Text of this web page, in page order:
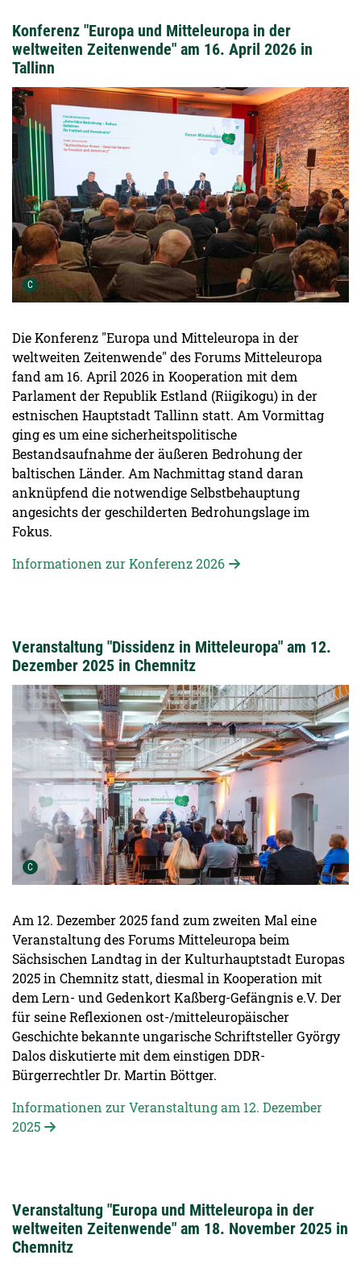
Konferenz "Europa und Mitteleuropa in der
weltweiten Zeitenwende" am 16. April 2026 in
Tallinn
C Urheber der Grafik:
Die Konferenz "Europa und Mitteleuropa in der
weltweiten Zeitenwende" des Forums Mitteleuropa
fand am 16. April 2026 in Kooperation mit dem
Parlament der Republik Estland (Riigikogu) in der
estnischen Hauptstadt Tallinn statt. Am Vormittag
ging es um eine sicherheitspolitische
Bestandsaufnahme der äußeren Bedrohung der
baltischen Länder. Am Nachmittag stand daran
anknüpfend die notwendige Selbstbehauptung
angesichts der geschilderten Bedrohungslage im
Fokus.
Informationen zur Konferenz 2026
Veranstaltung "Dissidenz in Mitteleuropa" am 12.
Dezember 2025 in Chemnitz
C Urheber der Grafik:
Am 12. Dezember 2025 fand zum zweiten Mal eine
Veranstaltung des Forums Mitteleuropa beim
Sächsischen Landtag in der Kulturhauptstadt Europas
2025 in Chemnitz statt, diesmal in Kooperation mit
dem Lern- und Gedenkort Kaßberg-Gefängnis e.V. Der
für seine Reflexionen ost-/mitteleuropäischer
Geschichte bekannte ungarische Schriftsteller György
Dalos diskutierte mit dem einstigen DDR-
Bürgerrechtler Dr. Martin Böttger.
Informationen zur Veranstaltung am 12. Dezember
2025
Veranstaltung "Europa und Mitteleuropa in der
weltweiten Zeitenwende" am 18. November 2025 in
Chemnitz